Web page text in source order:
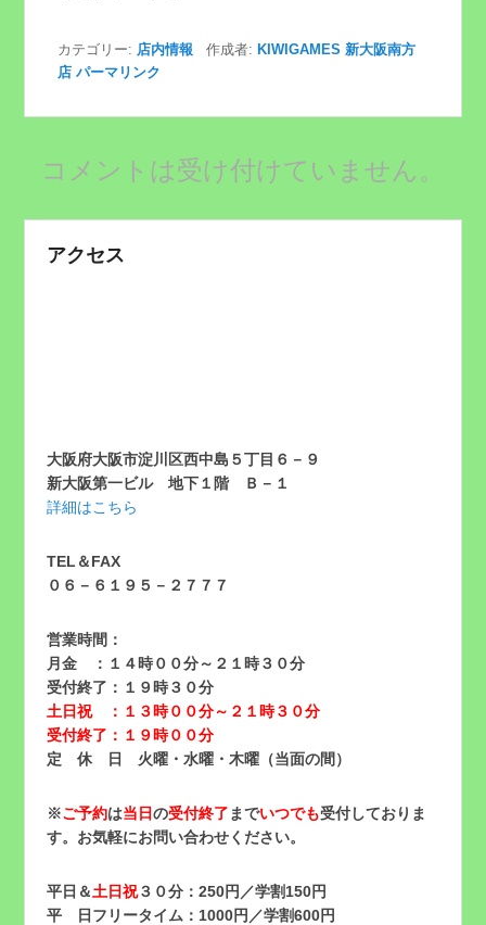
カテゴリー: 店内情報 作成者: KIWIGAMES 新大阪南方
店 パーマリンク
コメントは受け付けていません。
アクセス
大阪府大阪市淀川区西中島５丁目６－９
新大阪第一ビル 地下１階 Ｂ－１
詳細はこちら
TEL＆FAX
０６－６１９５－２７７７
営業時間：
月金 ：１４時００分～２１時３０分
受付終了：１９時３０分
土日祝 ：１３時００分～２１時３０分
受付終了：１９時００分
定 休 日 火曜・水曜・木曜（当面の間）
※ご予約は当日の受付終了 までいつでも受付しておりま
す。お気軽にお問い合わせください。
平日＆土日祝３０分：250円／学割150円
平 日フリータイム：1000円／学割600円